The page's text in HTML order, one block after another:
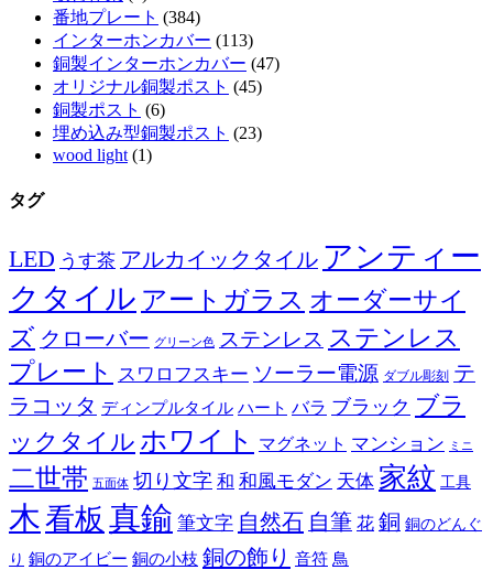
番地プレート (384)
インターホンカバー (113)
銅製インターホンカバー (47)
オリジナル銅製ポスト (45)
銅製ポスト (6)
埋め込み型銅製ポスト (23)
wood light (1)
タグ
LED うす茶 アルカイックタイル アンティー
クタイル アートガラス オーダーサイ
ズ クローバー グリーン色 ステンレス ステンレス
プレート スワロフスキー ソーラー電源 ダブル彫刻 テ
ラコッタ ディンプルタイル ハート バラ ブラック ブラ
ックタイル ホワイト マグネット マンション ミニ
二世帯 五面体 切り文字 和 和風モダン 天体 家紋 工具
木看板 真鍮 筆文字 自然石 自筆 花 銅 銅のどんぐ
り 銅のアイビー 銅の小枝 銅の飾り 音符 鳥